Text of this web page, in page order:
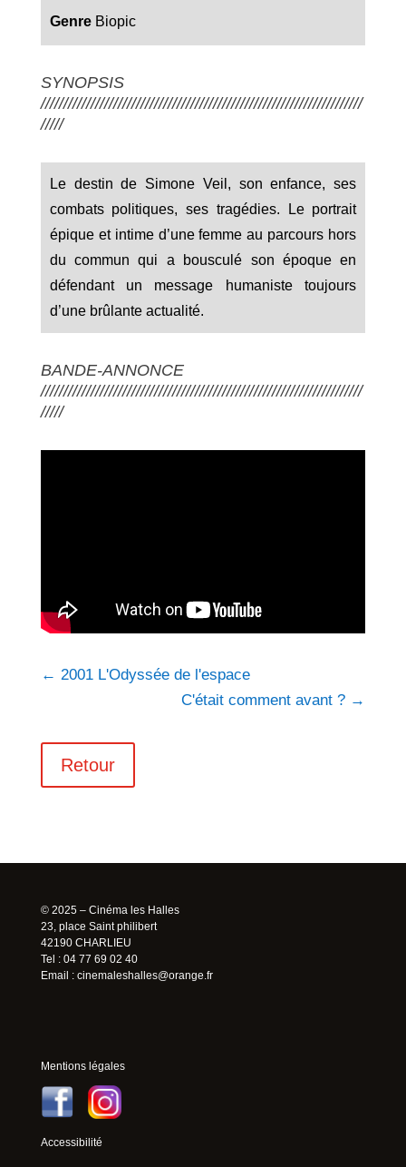
GenreBiopic
SYNOPSIS
///////////////////////////////////////////////////////////////////////
/////
Le destin de Simone Veil, son enfance, ses
combats politiques, ses tragédies. Le portrait
épique et intime d’une femme au parcours hors
du commun qui a bousculé son époque en
défendant un message humaniste toujours
d’une brûlante actualité.
BANDE-ANNONCE
///////////////////////////////////////////////////////////////////////
/////
← 2001 L'Odyssée de l'espace
C'était comment avant ? →
Retour
© 2025 – Cinéma les Halles
23, place Saint philibert
42190 CHARLIEU
Tel : 04 77 69 02 40
Email : cinemaleshalles@orange.fr
Mentions légales
Accessibilité